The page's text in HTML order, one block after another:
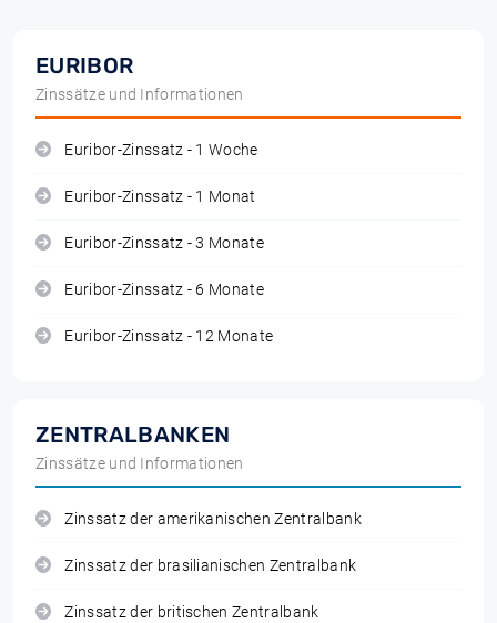
EURIBOR
Zinssätze und Informationen
Euribor-Zinssatz - 1 Woche
Euribor-Zinssatz - 1 Monat
Euribor-Zinssatz - 3 Monate
Euribor-Zinssatz - 6 Monate
Euribor-Zinssatz - 12 Monate
ZENTRALBANKEN
Zinssätze und Informationen
Zinssatz der amerikanischen Zentralbank
Zinssatz der brasilianischen Zentralbank
Zinssatz der britischen Zentralbank